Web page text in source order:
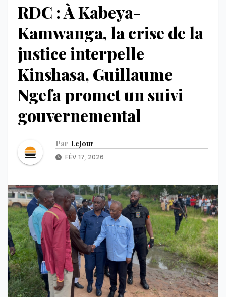
RDC : À Kabeya-
Kamwanga, la crise de la
justice interpelle
Kinshasa, Guillaume
Ngefa promet un suivi
gouvernemental
Par LeJour
FÉV 17, 2026